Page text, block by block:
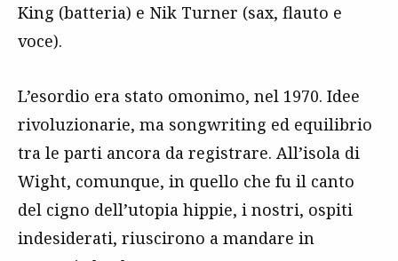
King (batteria) e Nik Turner (sax, flauto e
voce).
L’esordio era stato omonimo, nel 1970. Idee
rivoluzionarie, ma songwriting ed equilibrio
tra le parti ancora da registrare. All’isola di
Wight, comunque, in quello che fu il canto
del cigno dell’utopia hippie, i nostri, ospiti
indesiderati, riuscirono a mandare in